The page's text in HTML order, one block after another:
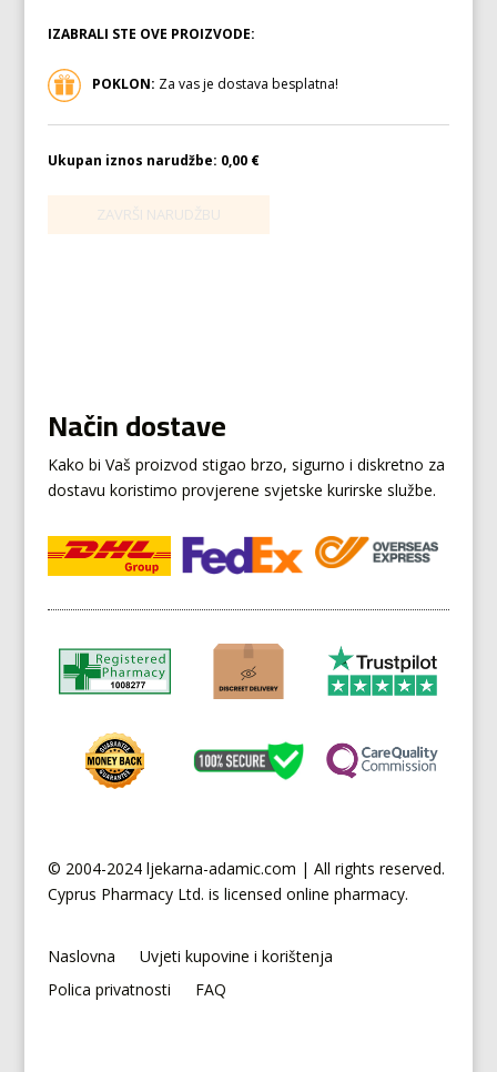
IZABRALI STE OVE PROIZVODE:
POKLON: Za vas je dostava besplatna!
Ukupan iznos narudžbe: 0,00 €
Način dostave
Kako bi Vaš proizvod stigao brzo, sigurno i diskretno za
dostavu koristimo provjerene svjetske kurirske službe.
© 2004-2024 ljekarna-adamic.com | All rights reserved.
Cyprus Pharmacy Ltd. is licensed online pharmacy.
Naslovna
Uvjeti kupovine i korištenja
Polica privatnosti
FAQ